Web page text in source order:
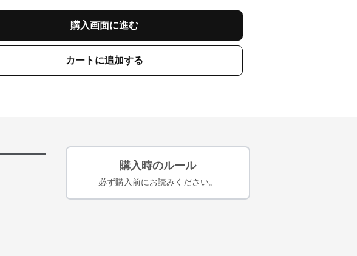
購入画面に進む
カートに追加する
購入時のルール
必ず購入前にお読みください。